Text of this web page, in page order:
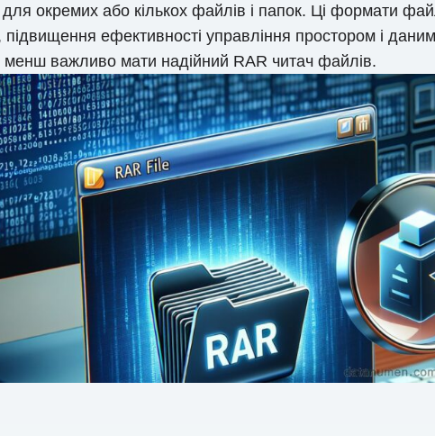
окремих або кількох файлів і папок. Ці формати
ефективності управління простором і
важливо мати надійний RAR читач файлів.